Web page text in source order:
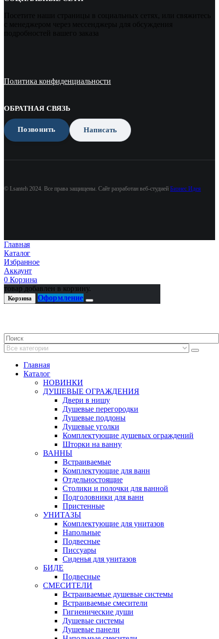
Посетите наши страницы в социальных сетях, или свяжитесь
с менеджером через мессенджеры для обсуждения
подробностей вашего заказа
Политика конфиденциальности
ОБРАТНАЯ СВЯЗЬ
Позвонить Написать
© Lsanteh 2024. Все права защищены. Сайт разработан веб-студией Бизнес Идея
Главная
Каталог
Избранное
Аккаунт
0 Корзина
товар добавлен в корзину.
Корзина Оформление
Главная
Каталог
НОВИНКИ
ДУШЕВЫЕ ОГРАЖДЕНИЯ
Двери в нишу
Душевые перегородки
Душевые поддоны
Душевые уголки
Комплектующие душевых ограждений
Шторки на ванну
ВАННЫ
Встраиваемые
Комплектующие для ванн
Отдельностоящие
Столики и полочки для ванной
Подголовники для ванн
Пристенные
УНИТАЗЫ
Комплектующие для унитазов
Напольные
Подвесные
Писсуары
Сиденья для унитазов
БИДЕ
Подвесные
СМЕСИТЕЛИ
Встраиваемые душевые системы
Встраиваемые смесители
Гигиенические души
Душевые системы
Душевые панели